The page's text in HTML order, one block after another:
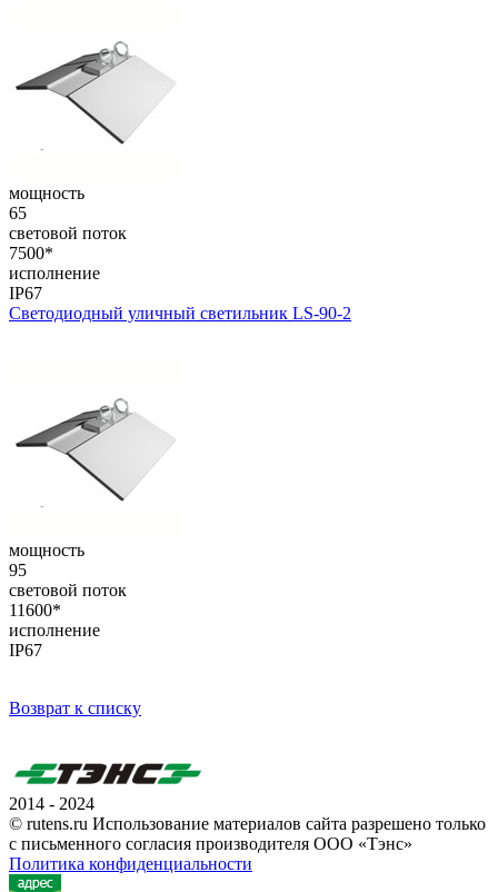
мощность
65
световой поток
7500*
исполнение
IP67
Светодиодный уличный светильник LS-90-2
мощность
95
световой поток
11600*
исполнение
IP67
Возврат к списку
2014 - 2024
© rutens.ru Использование материалов сайта разрешено только
с письменного согласия производителя ООО «Тэнс»
Политика конфиденциальности